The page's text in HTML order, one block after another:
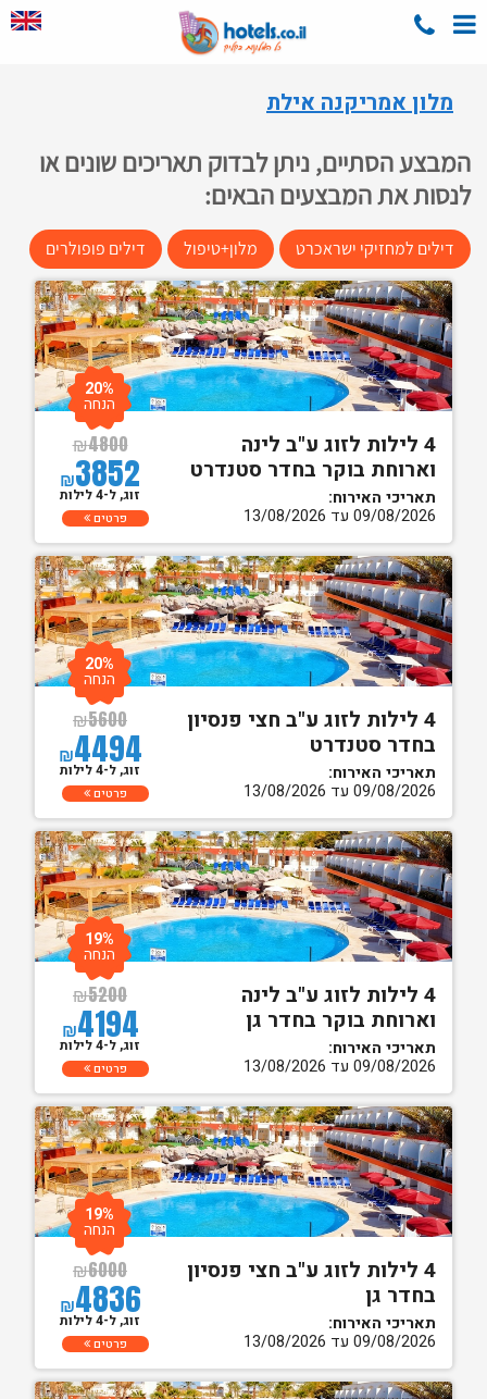
מלון אמריקנה אילת
המבצע הסתיים, ניתן לבדוק תאריכים שונים או
לנסות את המבצעים הבאים:
דילים למחזיקי ישראכרט מלון+טיפול דילים פופולרים
4 לילות לזוג ע"ב לינה
וארוחת בוקר בחדר סטנדרט
תאריכי האירוח:
09/08/2026 עד 13/08/2026
₪4800
₪3852
20%
הנחה
זוג, ל-4 לילות
פרטים
4 לילות לזוג ע"ב חצי פנסיון
בחדר סטנדרט
תאריכי האירוח:
09/08/2026 עד 13/08/2026
₪5600
₪4494
20%
הנחה
זוג, ל-4 לילות
פרטים
4 לילות לזוג ע"ב לינה
וארוחת בוקר בחדר גן
תאריכי האירוח:
09/08/2026 עד 13/08/2026
₪5200
₪4194
19%
הנחה
זוג, ל-4 לילות
פרטים
4 לילות לזוג ע"ב חצי פנסיון
בחדר גן
תאריכי האירוח:
09/08/2026 עד 13/08/2026
₪6000
₪4836
19%
הנחה
זוג, ל-4 לילות
פרטים